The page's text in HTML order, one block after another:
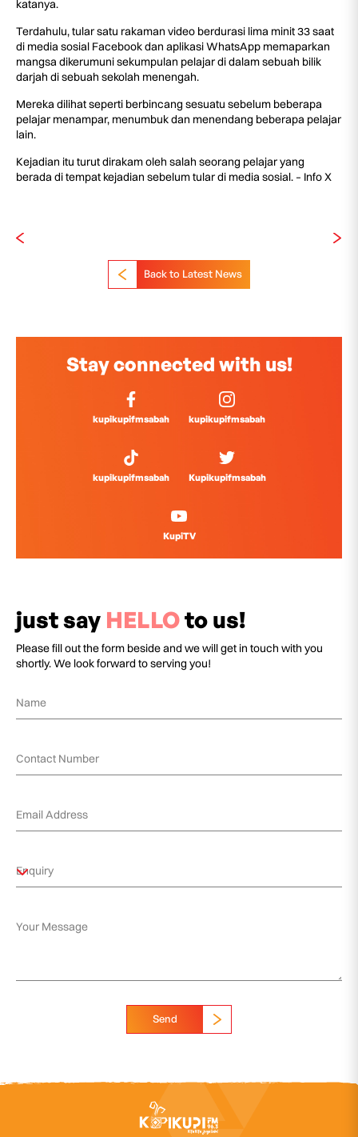
katanya.
Terdahulu, tular satu rakaman video berdurasi lima minit 33 saat
di media sosial Facebook dan aplikasi WhatsApp memaparkan
mangsa dikerumuni sekumpulan pelajar di dalam sebuah bilik
darjah di sebuah sekolah menengah.
Mereka dilihat seperti berbincang sesuatu sebelum beberapa
pelajar menampar, menumbuk dan menendang beberapa pelajar
lain.
Kejadian itu turut dirakam oleh salah seorang pelajar yang
berada di tempat kejadian sebelum tular di media sosial. – Info X
Back to Latest News
Stay connected with us!
kupikupifmsabah kupikupifmsabah
kupikupifmsabah Kupikupifmsabah
KupiTV
just say HELLOto us!
Please fill out the form beside and we will get in touch with you
shortly. We look forward to serving you!
Send